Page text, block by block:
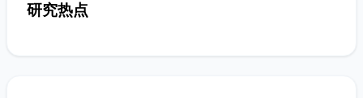
研究热点